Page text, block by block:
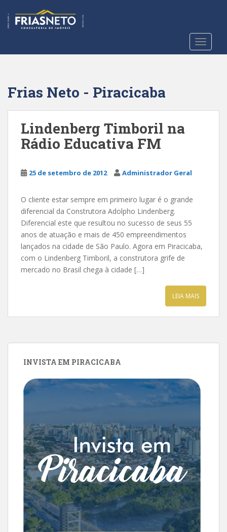
t
Frias Neto - Piracicaba
Lindenberg Timboril na
Rádio Educativa FM
25 de setembro de 2012 Administrador Geral
O cliente estar sempre em primeiro lugar é o grande
diferencial da Construtora Adolpho Lindenberg.
Diferencial este que resultou no sucesso de seus 55
anos de atuação e mais de 450 empreendimentos
lançados na cidade de São Paulo. Agora em Piracicaba,
com o Lindenberg Timboril, a construtora grife de
mercado no Brasil chega à cidade […]
LEIA MAIS
INVISTA EM PIRACICABA